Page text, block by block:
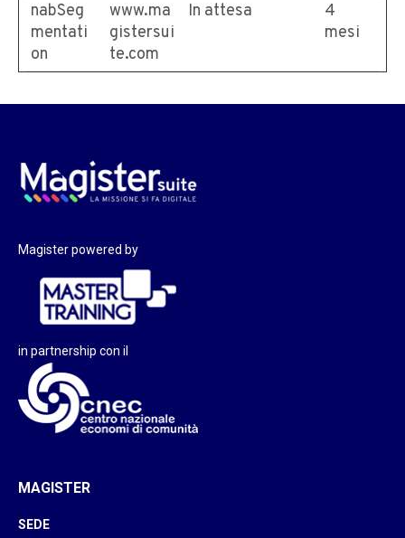
nabSeg
mentati
on
www.ma
gistersui
te.com
In attesa
4
mesi
Magister powered by
in partnership con il
MAGISTER
SEDE